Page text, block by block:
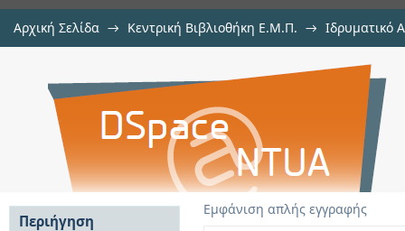
Αρχική Σελίδα → Κεντρική Βιβλιοθήκη Ε.Μ.Π. → Ιδρυματικό
Διερεύνηση των τεχνικών
παραδοσιακού φούρνου στον
Εμφάνιση απλής εγγραφής
Περιήγηση